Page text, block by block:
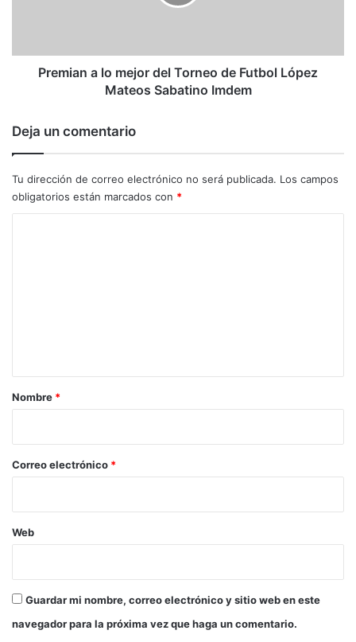
López
MateosPremian a lo mejor del Torneo de Futbol López
Mateos Sabatino Imdem
Deja un comentario
Tu dirección de correo electrónico no será publicada. Los campos
obligatorios están marcados con *
r
*
Nombre *
Correo electrónico *
Web
Guardar mi nombre, correo electrónico y sitio web en este
navegador para la próxima vez que haga un comentario.